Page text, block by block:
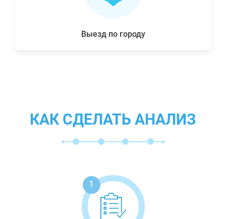
Выезд по городу
КАК СДЕЛАТЬ АНАЛИЗ
1